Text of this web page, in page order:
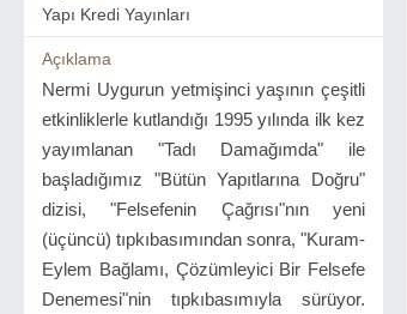
Yapı Kredi Yayınları
Açıklama
Nermi Uygurun yetmişinci yaşının çeşitli
etkinliklerle kutlandığı 1995 yılında ilk kez
yayımlanan "Tadı Damağımda" ile
başladığımız "Bütün Yapıtlarına Doğru"
dizisi, "Felsefenin Çağrısı"nın yeni
(üçüncü) tıpkıbasımından sonra, "Kuram-
Eylem Bağlamı, Çözümleyici Bir Felsefe
Denemesi"nin tıpkıbasımıyla sürüyor.